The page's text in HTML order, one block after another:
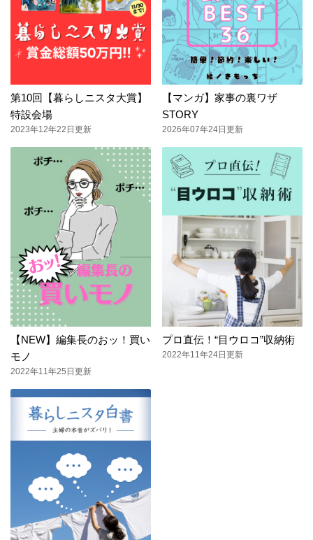
第10回【暮らしニスタ大賞】
特設会場
2023年12年22日更新
【マンガ】家事の裏ワザ
STORY
2026年07年24日更新
【NEW】編集長のおッ！買い
モノ
2022年11年25日更新
プロ直伝！“目ウロコ”収納術
2022年11年24日更新